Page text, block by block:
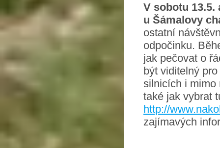
V sobotu 13.5.
u Šámalovy
ostatní
odpočinku.
jak pečovat o
být viditelný
silnicích i mimo
také jak vybrat
http://
zajímavých